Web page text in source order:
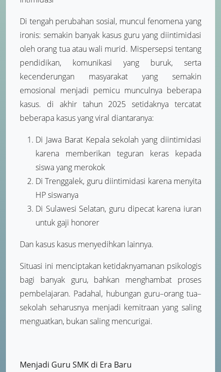
Di tengah perubahan sosial, muncul fenomena yang
ironis: semakin banyak kasus guru yang diintimidasi
oleh orang tua atau wali murid. Mispersepsi tentang
pendidikan, komunikasi yang buruk, serta
kecenderungan masyarakat yang semakin
emosional menjadi pemicu munculnya beberapa
kasus. di akhir tahun 2025 setidaknya tercatat
beberapa kasus yang viral diantaranya:
Di Jawa Barat Kepala sekolah yang diintimidasi
karena memberikan teguran keras kepada
siswa yang merokok
Di Trenggalek, guru diintimidasi karena menyita
HP siswanya
Di Sulawesi Selatan, guru dipecat karena iuran
untuk gaji honorer
Dan kasus kasus menyedihkan lainnya.
Situasi ini menciptakan ketidaknyamanan psikologis
bagi banyak guru, bahkan menghambat proses
pembelajaran. Padahal, hubungan guru–orang tua–
sekolah seharusnya menjadi kemitraan yang saling
menguatkan, bukan saling mencurigai.
Menjadi Guru SMK di Era Baru